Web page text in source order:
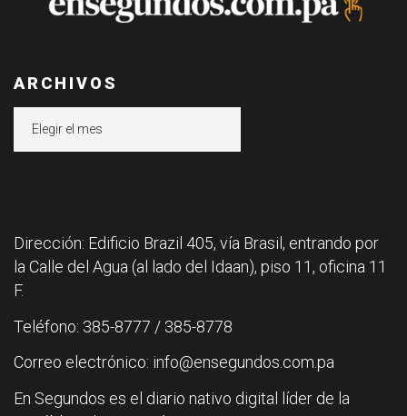
ARCHIVOS
Dirección: Edificio Brazil 405, vía Brasil, entrando por
la Calle del Agua (al lado del Idaan), piso 11, oficina 11
F.
Teléfono: 385-8777 / 385-8778
Correo electrónico: info@ensegundos.com.pa
En Segundos es el diario nativo digital líder de la